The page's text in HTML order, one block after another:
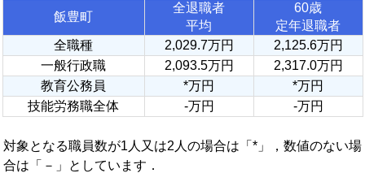
飯豊町
全退職者
平均
60歳
定年退職者
全職種
2,029.7万円
2,125.6万円
一般行政職
2,093.5万円
2,317.0万円
教育公務員
*万円
*万円
技能労務職全体
-万円 -万円
対象となる職員数が1人又は2人の場合は「*」，数値のない場
合は「－」としています．